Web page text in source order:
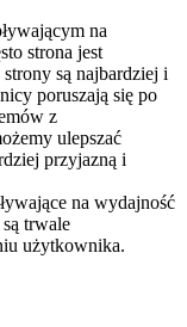
na
strona jest
są najbardziej i
poruszają się po
z
ulepszać
przyjazną i
na wydajność
trwale
użytkownika.